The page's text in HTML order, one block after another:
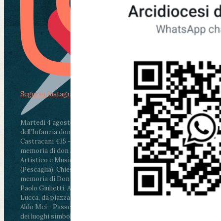
Martedì 4 agosto2026
ore 11:30 - Lucca, Scuola
dell’Infanzia don Aldo Mei - Viale Castruccio
Castracani 435 - Inaugurazione murales in
memoria di don Aldo Mei curato dal Liceo
Artistico e Musicale “Passaglia”
ore 18 - Fiano
(Pescaglia), Chiesa parrocchiale - Messa in
memoria di Don Aldo Mei celebrata da mons.
Paolo Giulietti, Arcivescovo di Lucca
ore 20.30 -
Lucca, da piazza San Michele al Cippo di don
Aldo Mei - Passeggiata della Memoria in alcuni
dei luoghi simbolo della città. Ritrovo alle ore
Segui su Instagram